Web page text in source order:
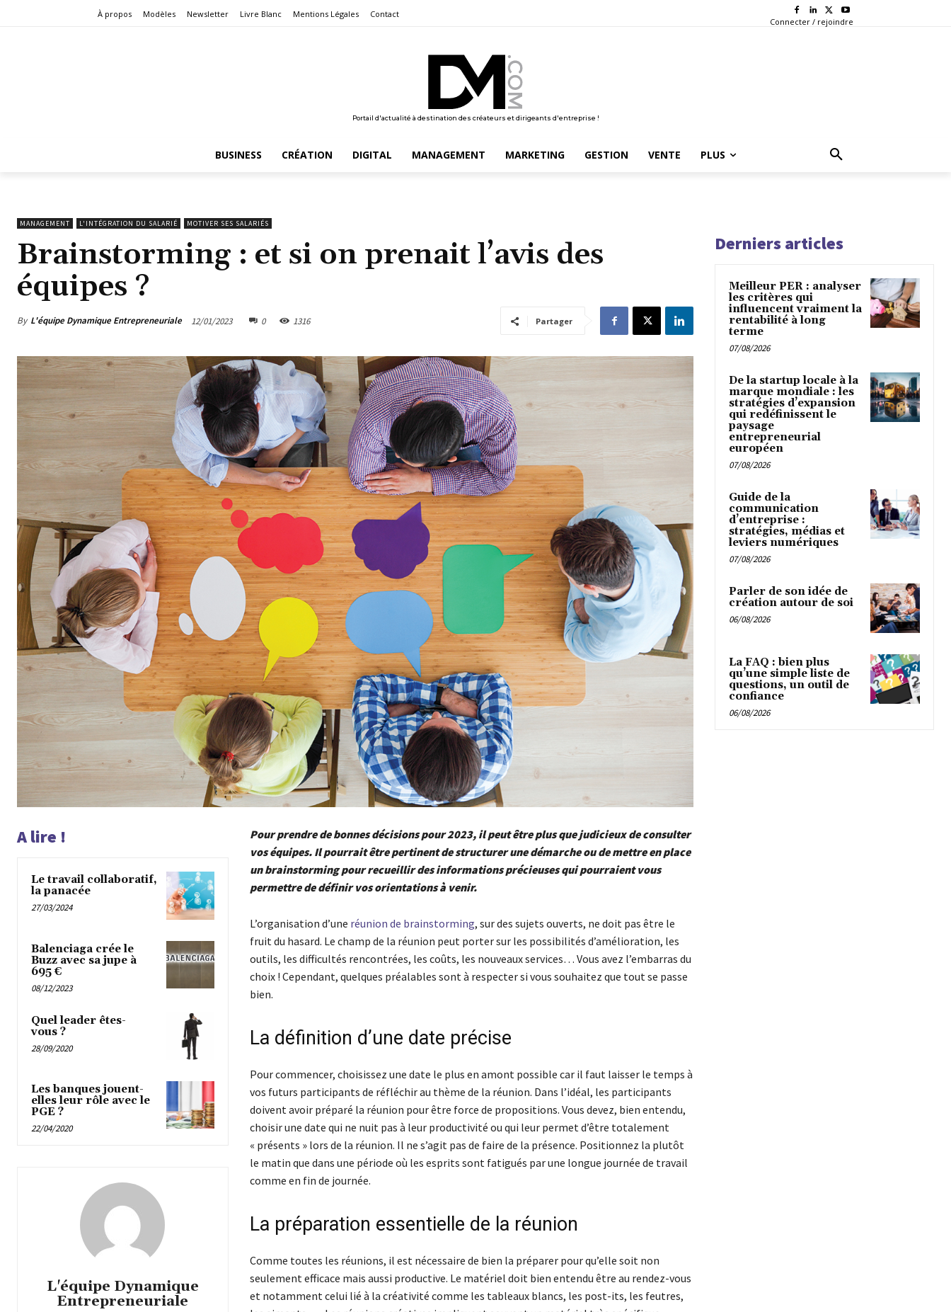
À propos Modèles Newsletter Livre Blanc Mentions Légales Contact
Connecter / rejoindre
Portail d'actualité à destination des créateurs et dirigeants d'entreprise !
BUSINESS CRÉATION DIGITAL MANAGEMENT MARKETING GESTION VENTE PLUS
MANAGEMENT L'INTÉGRATION DU SALARIÉ MOTIVER SES SALARIÉS
Brainstorming : et si on prenait l’avis des
équipes ?
By L'équipe Dynamique Entrepreneuriale 12/01/2023 0 1316 Partager
A lire !
Le travail collaboratif,
la panacée
27/03/2024
Balenciaga crée le
Buzz avec sa jupe à
695 €
08/12/2023
Quel leader êtes-
vous ?
28/09/2020
Les banques jouent-
elles leur rôle avec le
PGE ?
22/04/2020
L'équipe Dynamique
Entrepreneuriale
Pour prendre de bonnes décisions pour 2023, il peut être plus que judicieux de consulter
vos équipes. Il pourrait être pertinent de structurer une démarche ou de mettre en place
un brainstorming pour recueillir des informations précieuses qui pourraient vous
permettre de définir vos orientations à venir.
L’organisation d’une réunion de brainstorming, sur des sujets ouverts, ne doit pas être le
fruit du hasard. Le champ de la réunion peut porter sur les possibilités d’amélioration, les
outils, les difficultés rencontrées, les coûts, les nouveaux services… Vous avez l’embarras du
choix ! Cependant, quelques préalables sont à respecter si vous souhaitez que tout se passe
bien.
La définition d’une date précise
Pour commencer, choisissez une date le plus en amont possible car il faut laisser le temps à
vos futurs participants de réfléchir au thème de la réunion. Dans l’idéal, les participants
doivent avoir préparé la réunion pour être force de propositions. Vous devez, bien entendu,
choisir une date qui ne nuit pas à leur productivité ou qui leur permet d’être totalement
« présents » lors de la réunion. Il ne s’agit pas de faire de la présence. Positionnez la plutôt
le matin que dans une période où les esprits sont fatigués par une longue journée de travail
comme en fin de journée.
La préparation essentielle de la réunion
Comme toutes les réunions, il est nécessaire de bien la préparer pour qu’elle soit non
seulement efficace mais aussi productive. Le matériel doit bien entendu être au rendez-vous
et notamment celui lié à la créativité comme les tableaux blancs, les post-its, les feutres,
Derniers articles
Meilleur PER : analyser
les critères qui
influencent vraiment la
rentabilité à long
terme
07/08/2026
De la startup locale à la
marque mondiale : les
stratégies d’expansion
qui redéfinissent le
paysage
entrepreneurial
européen
07/08/2026
Guide de la
communication
d’entreprise :
stratégies, médias et
leviers numériques
07/08/2026
Parler de son idée de
création autour de soi
06/08/2026
La FAQ : bien plus
qu’une simple liste de
questions, un outil de
confiance
06/08/2026